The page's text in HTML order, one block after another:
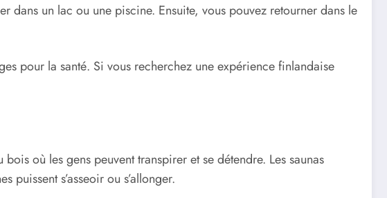
dans un lac ou une piscine. Ensuite, vous pouvez retourner dans le
pour la santé. Si vous recherchez une expérience finlandaise
où les gens peuvent transpirer et se détendre. Les saunas
puissent s’asseoir ou s’allonger.